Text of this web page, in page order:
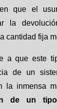
que el
la
cantidad fija
a que este
de un
la inmensa
de un